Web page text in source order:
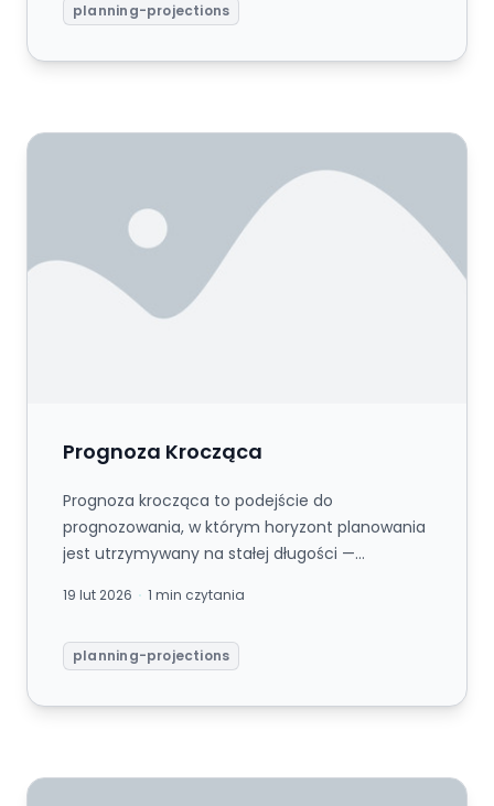
planning-projections
Prognoza Krocząca
Prognoza Krocząca
Prognoza krocząca to podejście do
prognozowania, w którym horyzont planowania
jest utrzymywany na stałej długości —
19 lut 2026 1 min czytania
planning-projections
Trafność prognoz